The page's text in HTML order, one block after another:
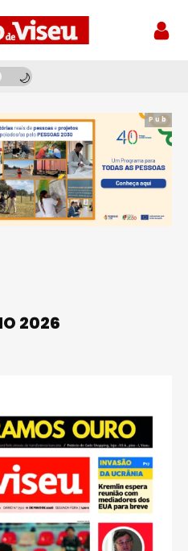
Pub
2026